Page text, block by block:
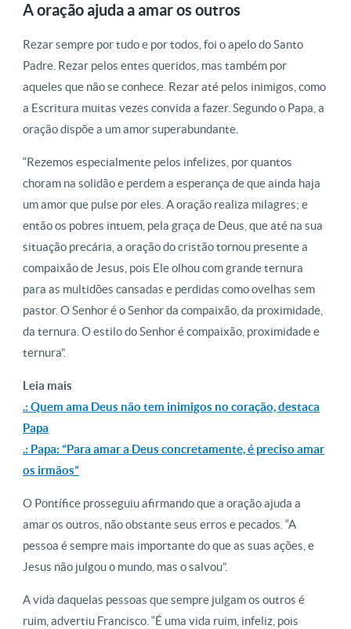
A oração ajuda a amar os outros
Rezar sempre por tudo e por todos, foi o apelo do Santo
Padre. Rezar pelos entes queridos, mas também por
aqueles que não se conhece. Rezar até pelos inimigos, como
a Escritura muitas vezes convida a fazer. Segundo o Papa, a
oração dispõe a um amor superabundante.
“Rezemos especialmente pelos infelizes, por quantos
choram na solidão e perdem a esperança de que ainda haja
um amor que pulse por eles. A oração realiza milagres; e
então os pobres intuem, pela graça de Deus, que até na sua
situação precária, a oração do cristão tornou presente a
compaixão de Jesus, pois Ele olhou com grande ternura
para as multidões cansadas e perdidas como ovelhas sem
pastor. O Senhor é o Senhor da compaixão, da proximidade,
da ternura. O estilo do Senhor é compaixão, proximidade e
ternura”.
Leia mais
.: Quem ama Deus não tem inimigos no coração, destaca
Papa
.: Papa: “Para amar a Deus concretamente, é preciso amar
os irmãos”
O Pontífice prosseguiu afirmando que a oração ajuda a
amar os outros, não obstante seus erros e pecados. “A
pessoa é sempre mais importante do que as suas ações, e
Jesus não julgou o mundo, mas o salvou”.
A vida daquelas pessoas que sempre julgam os outros é
ruim, advertiu Francisco. “É uma vida ruim, infeliz, pois